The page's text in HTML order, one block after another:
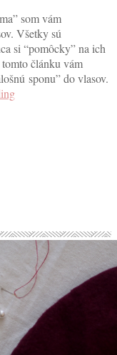
som vám
Všetky sú
si “pomôcky” na ich
článku vám
sponu” do vlasov.